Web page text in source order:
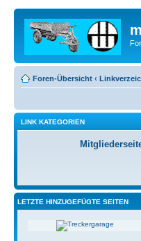
Foren-Übersicht ‹
LINK KATEGORIEN
LETZTE HINZUGEFÜGTE SEITEN